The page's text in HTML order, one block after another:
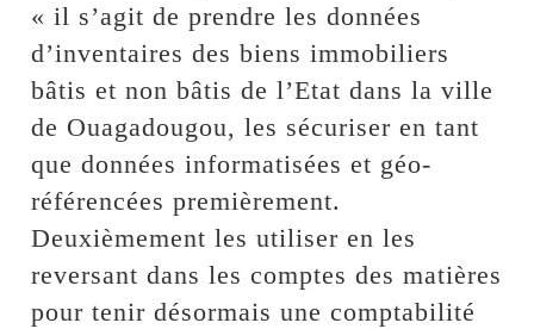
« il s’agit de prendre les données
d’inventaires des biens immobiliers
bâtis et non bâtis de l’Etat dans la ville
de Ouagadougou, les sécuriser en tant
que données informatisées et géo-
référencées premièrement.
Deuxièmement les utiliser en les
reversant dans les comptes des matières
pour tenir désormais une comptabilité